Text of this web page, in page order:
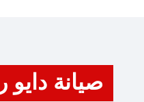
صيانة دايو